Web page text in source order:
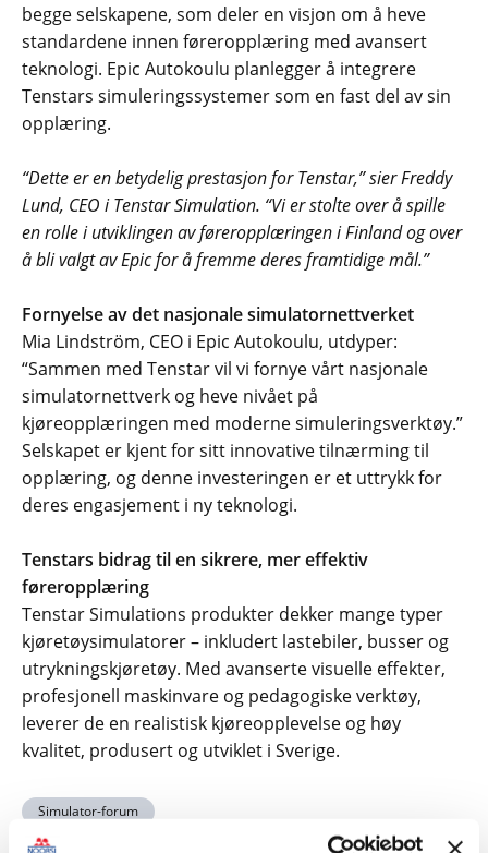
begge selskapene, som deler en visjon om å heve
standardene innen føreropplæring med avansert
teknologi. Epic Autokoulu planlegger å integrere
Tenstars simuleringssystemer som en fast del av sin
opplæring.
“Dette er en betydelig prestasjon for Tenstar,” sier Freddy
Lund, CEO i Tenstar Simulation. “Vi er stolte over å spille
en rolle i utviklingen av føreropplæringen i Finland og over
å bli valgt av Epic for å fremme deres framtidige mål.”
Fornyelse av det nasjonale simulatornettverket
Mia Lindström, CEO i Epic Autokoulu, utdyper:
“Sammen med Tenstar vil vi fornye vårt nasjonale
simulatornettverk og heve nivået på
kjøreopplæringen med moderne simuleringsverktøy.”
Selskapet er kjent for sitt innovative tilnærming til
opplæring, og denne investeringen er et uttrykk for
deres engasjement i ny teknologi.
Tenstars bidrag til en sikrere, mer effektiv
føreropplæring
Tenstar Simulations produkter dekker mange typer
kjøretøysimulatorer – inkludert lastebiler, busser og
utrykningskjøretøy. Med avanserte visuelle effekter,
profesjonell maskinvare og pedagogiske verktøy,
leverer de en realistisk kjøreopplevelse og høy
kvalitet, produsert og utviklet i Sverige.
Simulator-forum